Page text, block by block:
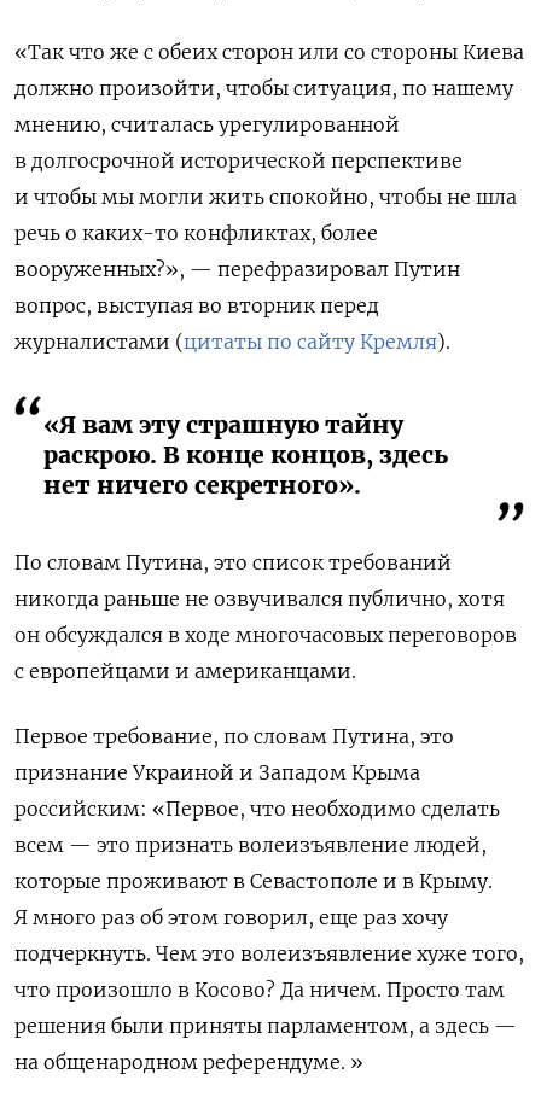
«Так что же с обеих сторон или со стороны Киева
должно произойти, чтобы ситуация, по нашему
мнению, считалась урегулированной
в долгосрочной исторической перспективе
и чтобы мы могли жить спокойно, чтобы не шла
речь о каких-то конфликтах, более
вооруженных?», — перефразировал Путин
вопрос, выступая во вторник перед
журналистами (цитаты по сайту Кремля).
«Я вам эту страшную тайну
раскрою. В конце концов, здесь
нет ничего секретного».
По словам Путина, это список требований
никогда раньше не озвучивался публично, хотя
он обсуждался в ходе многочасовых переговоров
с европейцами и американцами.
Первое требование, по словам Путина, это
признание Украиной и Западом Крыма
российским: «Первое, что необходимо сделать
всем — это признать волеизъявление людей,
которые проживают в Севастополе и в Крыму.
Я много раз об этом говорил, еще раз хочу
подчеркнуть. Чем это волеизъявление хуже того,
что произошло в Косово? Да ничем. Просто там
решения были приняты парламентом, а здесь —
на общенародном референдуме. »